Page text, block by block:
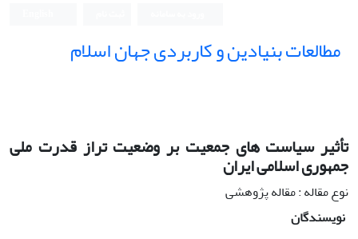
مطالعات بنیادین و کاربردی جهان اسلام
تأثیر سیاست‌ های جمعیت بر وضعیت تراز قدرت ملی
جمهوری اسلامی ایران
نوع مقاله : مقاله پژوهشی
نویسندگان